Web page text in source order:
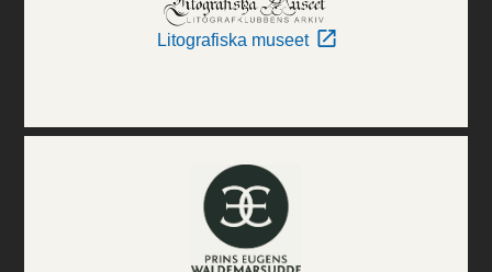
Litografiska museet